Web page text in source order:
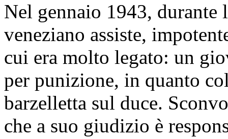
Nel gennaio 1943, durante
veneziano assiste,
cui era molto legato: un
per punizione, in quanto
barzelletta sul duce.
che a suo giudizio è